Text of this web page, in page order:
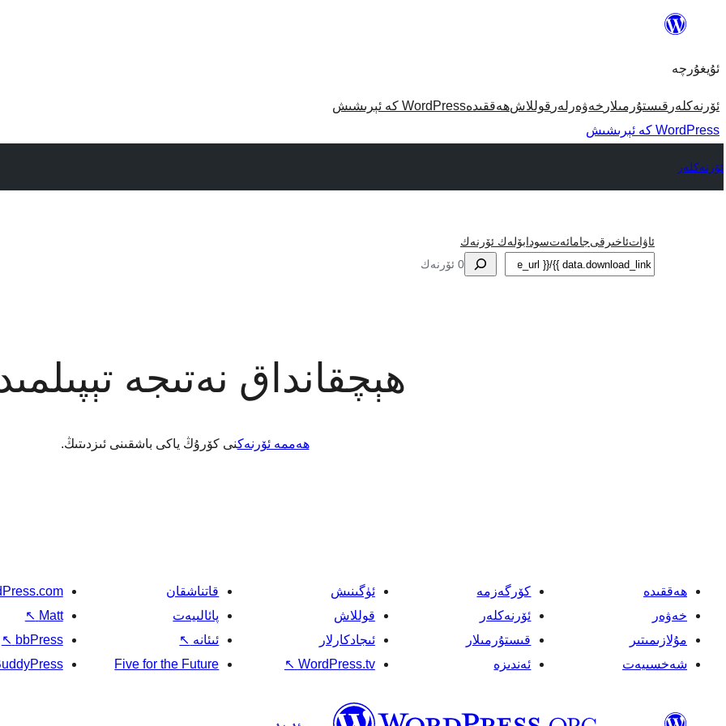
مەزمۇنغا
ئۇيغۇرچە
ئۆرنەكلەر قىستۇرمىلار خەۋەرلەر قوللاشھەققىدەWordPress كە ئېرىشىش
WordPress كە ئېرىشىش
ئۆرنەكلەر
ئاۋاتئاخىرقىجامائەتسودابۆلەك ئۆرنەك
ئىزدە 0 ئۆرنەك
ھېچقانداق نەتىجە
ھەممە ئۆرنەكنى كۆرۇڭ ياكى باشقىنى ئىزدىتىڭ.
ھەققىدە
خەۋەر
مۇلازىمىتىر
شەخسىيەت
كۆرگەزمە
ئۆرنەكلەر
قىستۇرمىلار
ئەندىزە
ئۈگىنىش
قوللاش
ئىجادكارلار
WordPress.tv
↖
قاتناشقان
پائالىيەت
ئىئانە ↖
Five for the Future
Matt
↖
bbPress
↖